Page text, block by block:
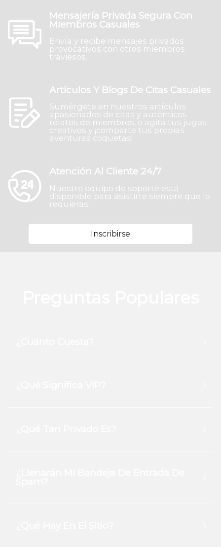
Mensajería Privada Segura Con
Miembros Casuales
Envía y recibe mensajes privados
provocativos con otros miembros
traviesos.
Artículos Y Blogs De Citas Casuales
Sumérgete en nuestros artículos
apasionados de citas y auténticos
relatos de miembros, o agita tus jugos
creativos y ¡comparte tus propias
aventuras coquetas!
Atención Al Cliente 24/7
Nuestro equipo de soporte está
disponible para asistirte siempre que lo
requieras.
Inscribirse